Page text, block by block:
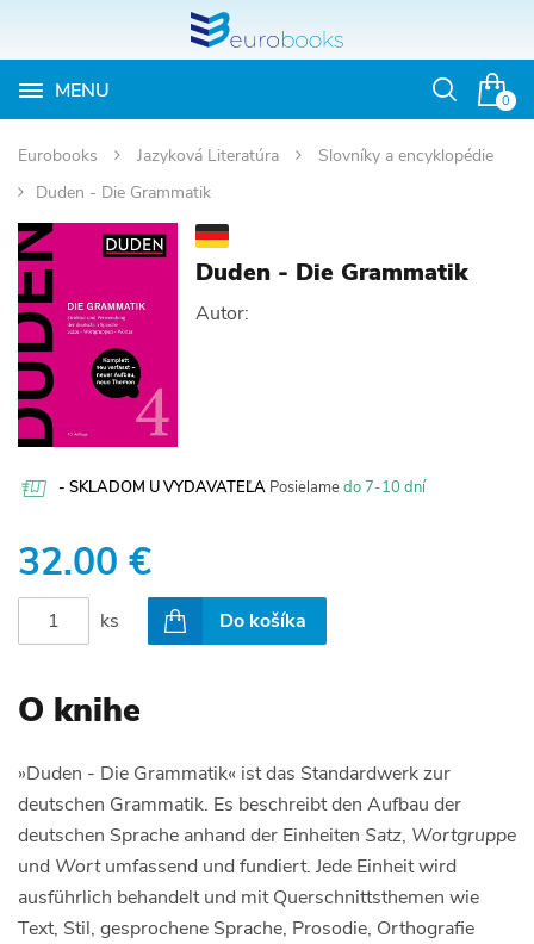
0
MENU
Otvoriť
Eurobooks Jazyková Literatúra
Slovníky a encyklopédie
Duden - Die Grammatik
Duden - Die Grammatik
Autor:
- SKLADOM U VYDAVATEĽA Posielamedo 7-10 dní
32.00 €
ks Do košíka
O knihe
»Duden - Die Grammatik« ist das Standardwerk zur
deutschen Grammatik. Es beschreibt den Aufbau der
deutschen Sprache anhand der Einheiten Satz, Wortgruppe
und Wortumfassend und fundiert. Jede Einheit wird
ausführlich behandelt und mit Querschnittsthemen wie
Text, Stil, gesprochene Sprache, Prosodie, Orthografie